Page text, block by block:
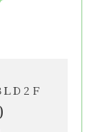
Ｄ２Ｆ